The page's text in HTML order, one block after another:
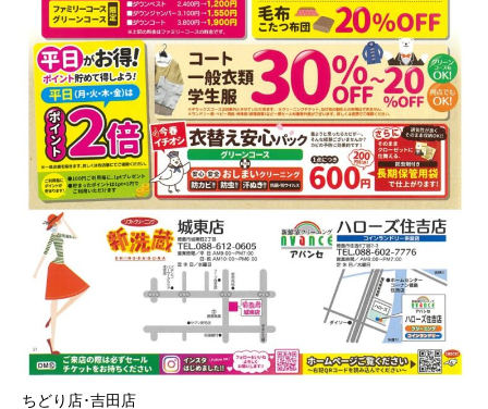
ちどり店･吉田店